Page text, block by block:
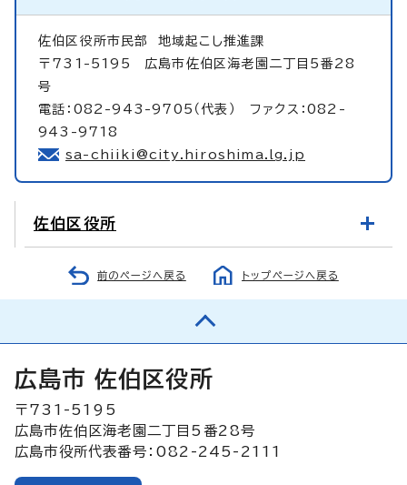
佐伯区役所市民部 地域起こし推進課
〒731-5195 広島市佐伯区海老園二丁目5番28
号
電話：082-943-9705（代表） ファクス：082-
943-9718
sa-chiiki@city.hiroshima.lg.jp
佐伯区役所
前のページへ戻る トップページへ戻る
広島市 佐伯区役所
〒731-5195
広島市佐伯区海老園二丁目5番28号
広島市役所代表番号：082-245-2111